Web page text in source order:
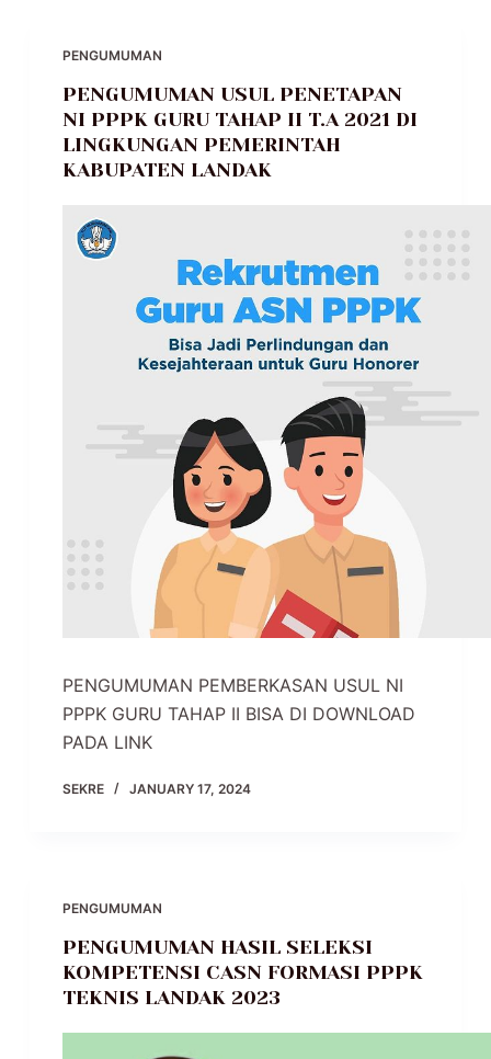
PENGUMUMAN
PENGUMUMAN USUL PENETAPAN
NI PPPK GURU TAHAP II T.A 2021 DI
LINGKUNGAN PEMERINTAH
KABUPATEN LANDAK
PENGUMUMAN PEMBERKASAN USUL NI
PPPK GURU TAHAP II BISA DI DOWNLOAD
PADA LINK
SEKRE JANUARY 17, 2024
PENGUMUMAN
PENGUMUMAN HASIL SELEKSI
KOMPETENSI CASN FORMASI PPPK
TEKNIS LANDAK 2023